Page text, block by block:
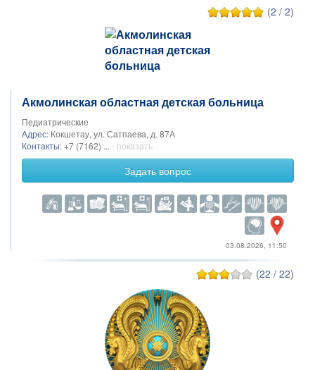
(2 / 2)
Акмолинская областная детская больница
Педиатрические
Адрес: Кокшетау, ул. Сатпаева, д. 87А
Контакты: +7 (7162) ... - показать
Задать вопрос
03.08.2026, 11:50
(22 / 22)